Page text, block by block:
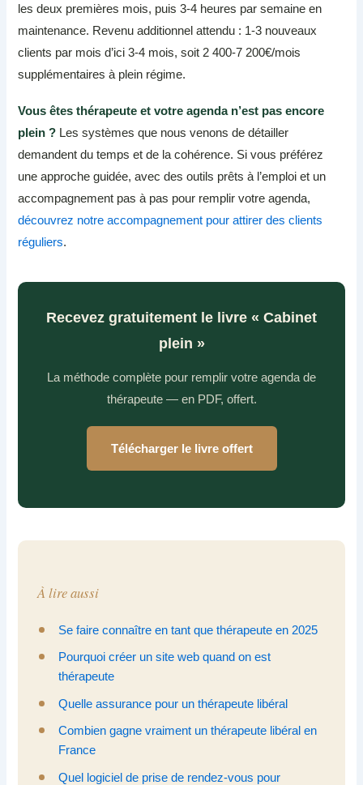
les deux premières mois, puis 3-4 heures par semaine en
maintenance. Revenu additionnel attendu : 1-3 nouveaux
clients par mois d’ici 3-4 mois, soit 2 400-7 200€/mois
supplémentaires à plein régime.
Vous êtes thérapeute et votre agenda n’est pas encore
plein ? Les systèmes que nous venons de détailler
demandent du temps et de la cohérence. Si vous préférez
une approche guidée, avec des outils prêts à l’emploi et un
accompagnement pas à pas pour remplir votre agenda,
découvrez notre accompagnement pour attirer des clients
réguliers.
Recevez gratuitement le livre « Cabinet
plein »
La méthode complète pour remplir votre agenda de
thérapeute — en PDF, offert.
Télécharger le livre offert
À lire aussi
Se faire connaître en tant que thérapeute en 2025
Pourquoi créer un site web quand on est
thérapeute
Quelle assurance pour un thérapeute libéral
Combien gagne vraiment un thérapeute libéral en
France
Quel logiciel de prise de rendez-vous pour